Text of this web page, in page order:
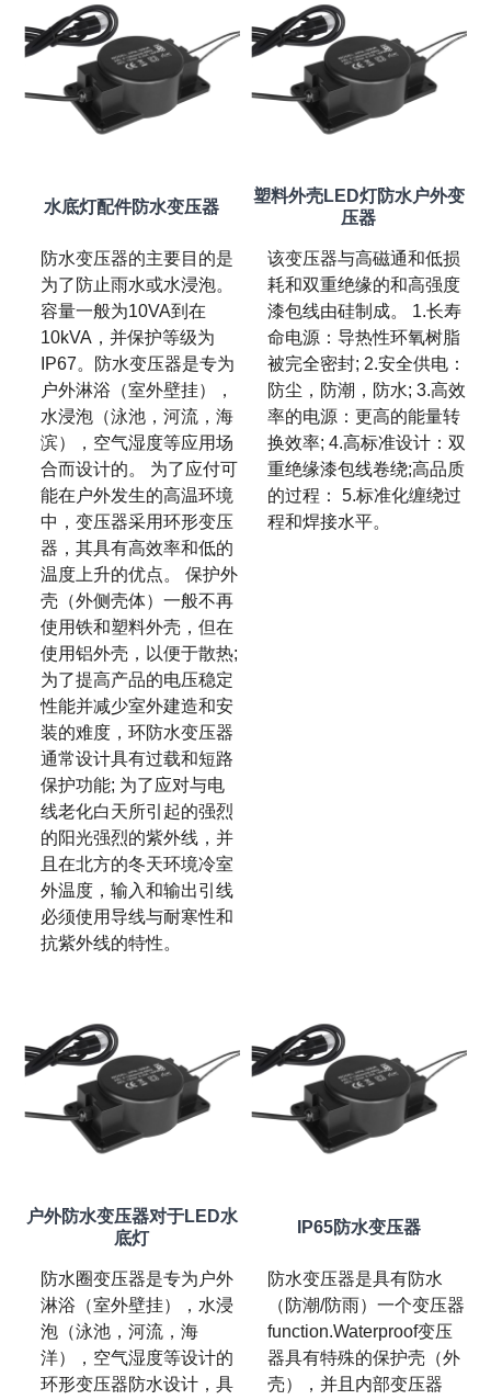
水底灯配件防水变压器
防水变压器的主要目的是
为了防止雨水或水浸泡。
容量一般为10VA到在
10kVA，并保护等级为
IP67。防水变压器是专为
户外淋浴（室外壁挂），
水浸泡（泳池，河流，海
滨），空气湿度等应用场
合而设计的。 为了应付可
能在户外发生的高温环境
中，变压器采用环形变压
器，其具有高效率和低的
温度上升的优点。 保护外
壳（外侧壳体）一般不再
使用铁和塑料外壳，但在
使用铝外壳，以便于散热;
为了提高产品的电压稳定
性能并减少室外建造和安
装的难度，环防水变压器
通常设计具有过载和短路
保护功能; 为了应对与电
线老化白天所引起的强烈
的阳光强烈的紫外线，并
且在北方的冬天环境冷室
外温度，输入和输出引线
必须使用导线与耐寒性和
抗紫外线的特性。
塑料外壳LED灯防水户外变
压器
该变压器与高磁通和低损
耗和双重绝缘的和高强度
漆包线由硅制成。 1.长寿
命电源：导热性环氧树脂
被完全密封; 2.安全供电：
防尘，防潮，防水; 3.高效
率的电源：更高的能量转
换效率; 4.高标准设计：双
重绝缘漆包线卷绕;高品质
的过程： 5.标准化缠绕过
程和焊接水平。
户外防水变压器对于LED水
底灯
防水圈变压器是专为户外
淋浴（室外壁挂），水浸
泡（泳池，河流，海
洋），空气湿度等设计的
环形变压器防水设计，具
IP65防水变压器
防水变压器是具有防水
（防潮/防雨）一个变压器
function.Waterproof变压
器具有特殊的保护壳（外
壳），并且内部变压器